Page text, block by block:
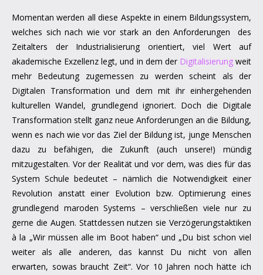
Momentan werden all diese Aspekte in einem Bildungssystem,
welches sich nach wie vor stark an den Anforderungen des
Zeitalters der Industrialisierung orientiert, viel Wert auf
akademische Exzellenz legt, und in dem der Digitalisierungweit
mehr Bedeutung zugemessen zu werden scheint als der
Digitalen Transformation und dem mit ihr einhergehenden
kulturellen Wandel, grundlegend ignoriert. Doch die Digitale
Transformation stellt ganz neue Anforderungen an die Bildung,
wenn es nach wie vor das Ziel der Bildung ist, junge Menschen
dazu zu befähigen, die Zukunft (auch unsere!) mündig
mitzugestalten. Vor der Realität und vor dem, was dies für das
System Schule bedeutet – nämlich die Notwendigkeit einer
Revolution anstatt einer Evolution bzw. Optimierung eines
grundlegend maroden Systems – verschließen viele nur zu
gerne die Augen. Stattdessen nutzen sie Verzögerungstaktiken
à la „Wir müssen alle im Boot haben“ und „Du bist schon viel
weiter als alle anderen, das kannst Du nicht von allen
erwarten, sowas braucht Zeit“. Vor 10 Jahren noch hätte ich